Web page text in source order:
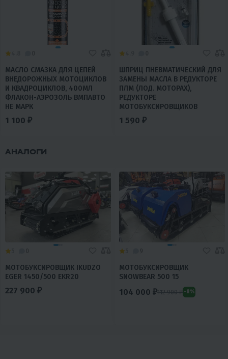
МАСЛО СМАЗКА ДЛЯ ЦЕПЕЙ
ВНЕДОРОЖНЫХ МОТОЦИКЛОВ
И КВАДРОЦИКЛОВ, 400МЛ
ФЛАКОН-АЭРОЗОЛЬ ВМПАВТО
НЕ МАРК
1 100 ₽
ШПРИЦ ПНЕВМАТИЧЕСКИЙ ДЛЯ
ЗАМЕНЫ МАСЛА В РЕДУКТОРЕ
ПЛМ (ЛОД. МОТОРАХ),
РЕДУКТОРЕ
МОТОБУКСИРОВЩИКОВ
1 590 ₽
АНАЛОГИ
МОТОБУКСИРОВЩИК IKUDZO
EGER 1450/500 EKR20
227 900 ₽
МОТОБУКСИРОВЩИК
SNOWBEAR 500 15
104 000 ₽112 900 ₽ -8%